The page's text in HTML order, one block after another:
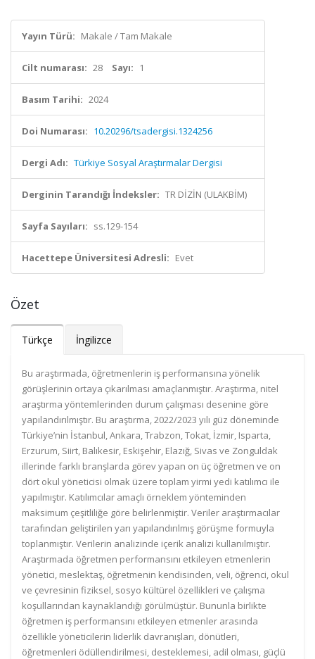
Yayın Türü: Makale / Tam Makale
Cilt numarası: 28 Sayı: 1
Basım Tarihi: 2024
Doi Numarası: 10.20296/tsadergisi.1324256
Dergi Adı: Türkiye Sosyal Araştırmalar Dergisi
Derginin Tarandığı İndeksler: TR DİZİN (ULAKBİM)
Sayfa Sayıları: ss.129-154
Hacettepe Üniversitesi Adresli: Evet
Özet
Türkçe İngilizce
Bu araştırmada, öğretmenlerin iş performansına yönelik
görüşlerinin ortaya çıkarılması amaçlanmıştır. Araştırma, nitel
araştırma yöntemlerinden durum çalışması desenine göre
yapılandırılmıştır. Bu araştırma, 2022/2023 yılı güz döneminde
Türkiye’nin İstanbul, Ankara, Trabzon, Tokat, İzmir, Isparta,
Erzurum, Siirt, Balıkesir, Eskişehir, Elazığ, Sivas ve Zonguldak
illerinde farklı branşlarda görev yapan on üç öğretmen ve on
dört okul yöneticisi olmak üzere toplam yirmi yedi katılımcı ile
yapılmıştır. Katılımcılar amaçlı örneklem yönteminden
maksimum çeşitliliğe göre belirlenmiştir. Veriler araştırmacılar
tarafından geliştirilen yarı yapılandırılmış görüşme formuyla
toplanmıştır. Verilerin analizinde içerik analizi kullanılmıştır.
Araştırmada öğretmen performansını etkileyen etmenlerin
yönetici, meslektaş, öğretmenin kendisinden, veli, öğrenci, okul
ve çevresinin fiziksel, sosyo kültürel özellikleri ve çalışma
koşullarından kaynaklandığı görülmüştür. Bununla birlikte
öğretmen iş performansını etkileyen etmenler arasında
özellikle yöneticilerin liderlik davranışları, dönütleri,
öğretmenleri ödüllendirilmesi, desteklemesi, adil olması, güçlü